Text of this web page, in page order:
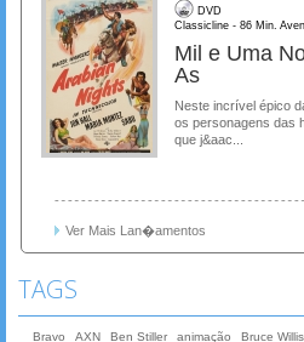
DVD
Classicline - 86 Min.
Mil e Uma
As
Neste incrível épico
os personagens das
que j&aac...
Ver Mais Lan�amentos
TAGS
Bravo AXN Ben Stiller animação Bruce Willis